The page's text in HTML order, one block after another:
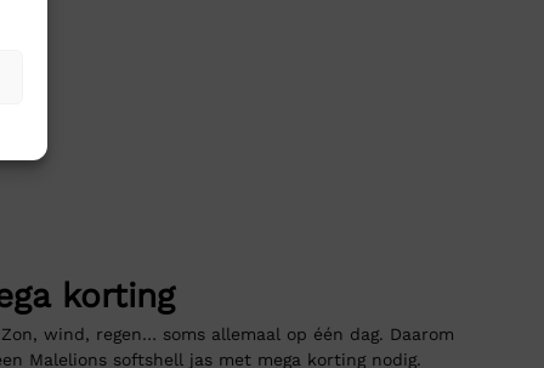
korting
wind, regen… soms allemaal op één dag. Daarom
Malelions softshell jas met mega korting nodig.